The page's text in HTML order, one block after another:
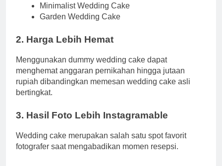
Minimalist Wedding Cake
Garden Wedding Cake
2. Harga Lebih Hemat
Menggunakan dummy wedding cake dapat
menghemat anggaran pernikahan hingga jutaan
rupiah dibandingkan memesan wedding cake asli
bertingkat.
3. Hasil Foto Lebih Instagramable
Wedding cake merupakan salah satu spot favorit
fotografer saat mengabadikan momen resepsi.